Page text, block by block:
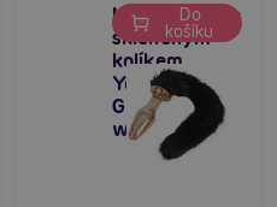
Kočičí ocas se
skleněným
kolíkem
You2Toys
Glass Plug
with Tail
Do
košíku